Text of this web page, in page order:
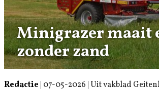
Minigrazer maait
zonder zand
Redactie 07-05-2026 | Uit vakblad